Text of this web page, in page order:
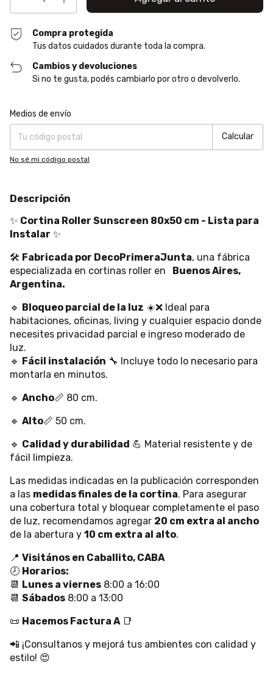
Compra protegida
Tus datos cuidados durante toda la compra.
Cambios y devoluciones
Si no te gusta, podés cambiarlo por otro o devolverlo.
Entregas para el CP:
Medios de envío
Calcular
No sé mi código postal
Descripción
✨ Cortina Roller Sunscreen 80x50 cm - Lista para
Instalar ✨
🛠 Fabricada por DecoPrimeraJunta, una fábrica
especializada en cortinas roller en
Buenos Aires,
Argentina.
🔹 Bloqueo parcial de la luz ☀️❌ Ideal para
habitaciones, oficinas, living y cualquier espacio donde
necesites privacidad parcial e ingreso moderado de
luz.
🔹 Fácil instalación 🔧 Incluye todo lo necesario para
montarla en minutos.
🔹 Ancho📏 80 cm.
🔹 Alto📏 50 cm.
🔹 Calidad y durabilidad 💪 Material resistente y de
fácil limpieza.
Las medidas indicadas en la publicación corresponden
a las medidas finales de la cortina. Para asegurar
una cobertura total y bloquear completamente el paso
de luz, recomendamos agregar 20 cm extra al ancho
de la abertura y 10 cm extra al alto.
📍 Visitános en Caballito, CABA
🕗 Horarios:
📆 Lunes a viernes 8:00 a 16:00
📆 Sábados 8:00 a 13:00
📜 Hacemos Factura A 📑
📲 ¡Consultanos y mejorá tus ambientes con calidad y
estilo! 😍